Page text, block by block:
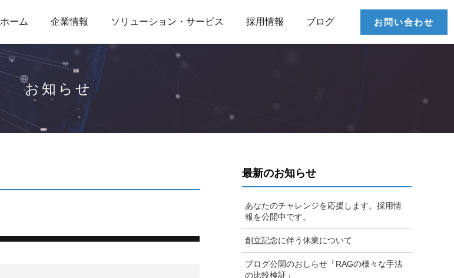
ホーム 企業情報 ソリューション・サービス 採用情報 ブログ お問い合わせ
お知らせ
最新のお知らせ
あなたのチャレンジを応援します。採用情
報を公開中です。
創立記念に伴う休業について
ブログ公開のおしらせ「RAGの様々な手法
の比較検証」